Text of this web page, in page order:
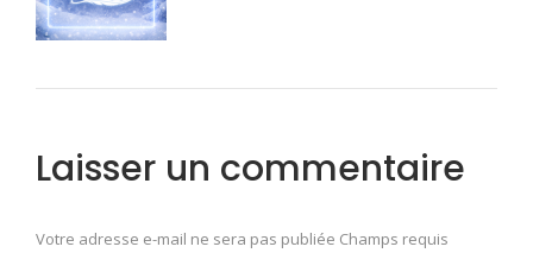
Laisser un commentaire
Votre adresse e-mail ne sera pas publiée Champs requis